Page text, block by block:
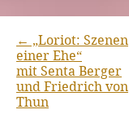
← „Loriot: Szenen
einer Ehe“
mit Senta Berger
und Friedrich von
Thun